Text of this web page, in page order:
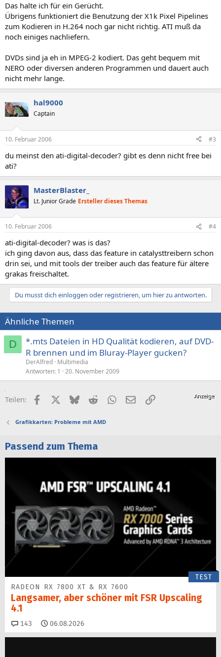
Das halte ich für ein Gerücht.
Übrigens funktioniert die Benutzung der X1k Pixel Pipelines
zum Kodieren in H.264 noch gar nicht richtig. ATI muß da
noch einiges nachliefern.
DVDs sind ja eh in MPEG-2 kodiert. Das geht bequem mit
NERO oder diversen anderen Programmen und dauert auch
nicht mehr lange.
hal9000
Captain
10. Februar 2006 #3
du meinst den ati-digital-decoder? gibt es denn nicht free bei
ati?
MasterBlaster_
Lt. Junior Grade Ersteller dieses Themas
10. Februar 2006 #4
ati-digital-decoder? was is das?
ich ging davon aus, dass das feature in catalysttreibern schon
drin sei, und mit tools der treiber auch das feature für ältere
grakas freischaltet.
Du musst dich einloggen oder registrieren, um hier zu antworten.
Ähnliche Themen
D
*.mts Dateien in HD Qualität kodieren, auf DVD-
R brennen und im Bluray-Player gucken?
DerAlfred Multimedia
Antworten 1 20. November 2009
Teilen: FacebookX (Twitter)
BlueskyRedditWhatsApp
E-MailLink
Grafikkarten: Probleme mit AMD
Passend zum Thema
TEST
RADEON RX 7800 XT & RX 7600
Langsamer, aber schöner mit FSR Upscaling
4.1
143 Kommentare
06.08.2026